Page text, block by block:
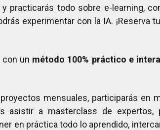
practicarás todo sobre e-learning,
experimentar con la IA. ¡Reserva
con un método 100% práctico e
mensuales, participarás en
asistir a masterclass de expertos,
en práctica todo lo aprendido,